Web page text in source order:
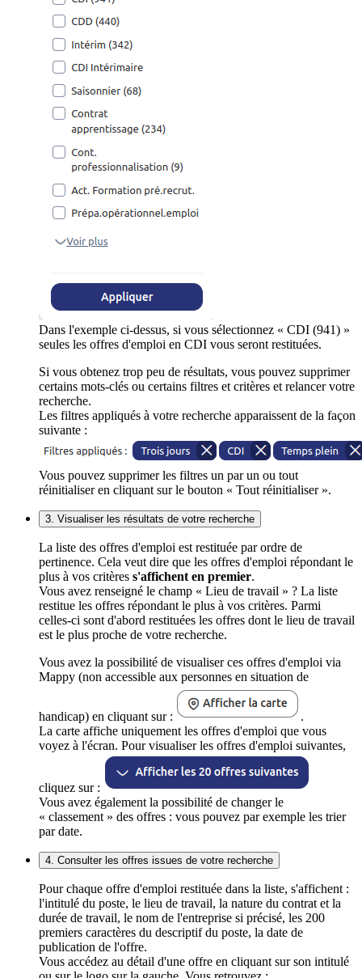
Dans l'exemple ci-dessus, si vous sélectionnez « CDI (941) »
seules les offres d'emploi en CDI vous seront restituées.
Si vous obtenez trop peu de résultats, vous pouvez supprimer
certains mots-clés ou certains filtres et critères et relancer votre
recherche.
Les filtres appliqués à votre recherche apparaissent de la façon
suivante :
Vous pouvez supprimer les filtres un par un ou tout
réinitialiser en cliquant sur le bouton « Tout réinitialiser ».
3. Visualiser les résultats de votre recherche
La liste des offres d'emploi est restituée par ordre de
pertinence. Cela veut dire que les offres d'emploi répondant le
plus à vos critères s'affichent en premier.
Vous avez renseigné le champ « Lieu de travail » ? La liste
restitue les offres répondant le plus à vos critères. Parmi
celles-ci sont d'abord restituées les offres dont le lieu de travail
est le plus proche de votre recherche.
Vous avez la possibilité de visualiser ces offres d'emploi via
Mappy (non accessible aux personnes en situation de
handicap) en cliquant sur :
.
La carte affiche uniquement les offres d'emploi que vous
voyez à l'écran. Pour visualiser les offres d'emploi suivantes,
cliquez sur :
Vous avez également la possibilité de changer le
« classement » des offres : vous pouvez par exemple les trier
par date.
4. Consulter les offres issues de votre recherche
Pour chaque offre d'emploi restituée dans la liste, s'affichent :
l'intitulé du poste, le lieu de travail, la nature du contrat et la
durée de travail, le nom de l'entreprise si précisé, les 200
premiers caractères du descriptif du poste, la date de
publication de l'offre.
Vous accédez au détail d'une offre en cliquant sur son intitulé